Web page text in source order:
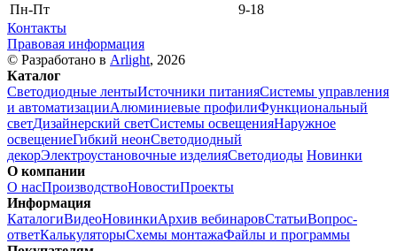
Пн-Пт
9-18
Контакты
Правовая информация
© Разработано в Arlight, 2026
Каталог
Светодиодные лентыИсточники питанияСистемы управления
и автоматизацииАлюминиевые профилиФункциональный
светДизайнерский светСистемы освещенияНаружное
освещениеГибкий неонСветодиодный
декорЭлектроустановочные изделияСветодиоды Новинки
О компании
О насПроизводствоНовостиПроекты
Информация
КаталогиВидеоНовинкиАрхив вебинаровСтатьиВопрос-
ответКалькуляторыСхемы монтажаФайлы и программы